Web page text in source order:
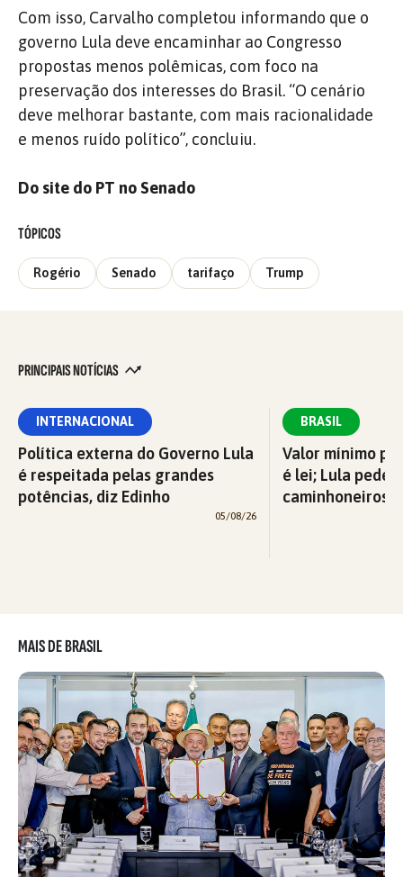
Com isso, Carvalho completou informando que o
governo Lula deve encaminhar ao Congresso
propostas menos polêmicas, com foco na
preservação dos interesses do Brasil. “O cenário
deve melhorar bastante, com mais racionalidade
e menos ruído político”, concluiu.
Do site do PT no Senado
TÓPICOS
Rogério Senado tarifaço Trump
PRINCIPAIS NOTÍCIAS
INTERNACIONAL
Política externa do Governo Lula
é respeitada pelas grandes
potências, diz Edinho
05/08/26
BRASIL
Valor mínimo
é lei; Lula pede
caminhoneiros
MAIS DE BRASIL